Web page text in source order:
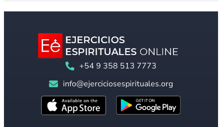
+54 9 358 513 7773
info@ejerciciosespirituales.org